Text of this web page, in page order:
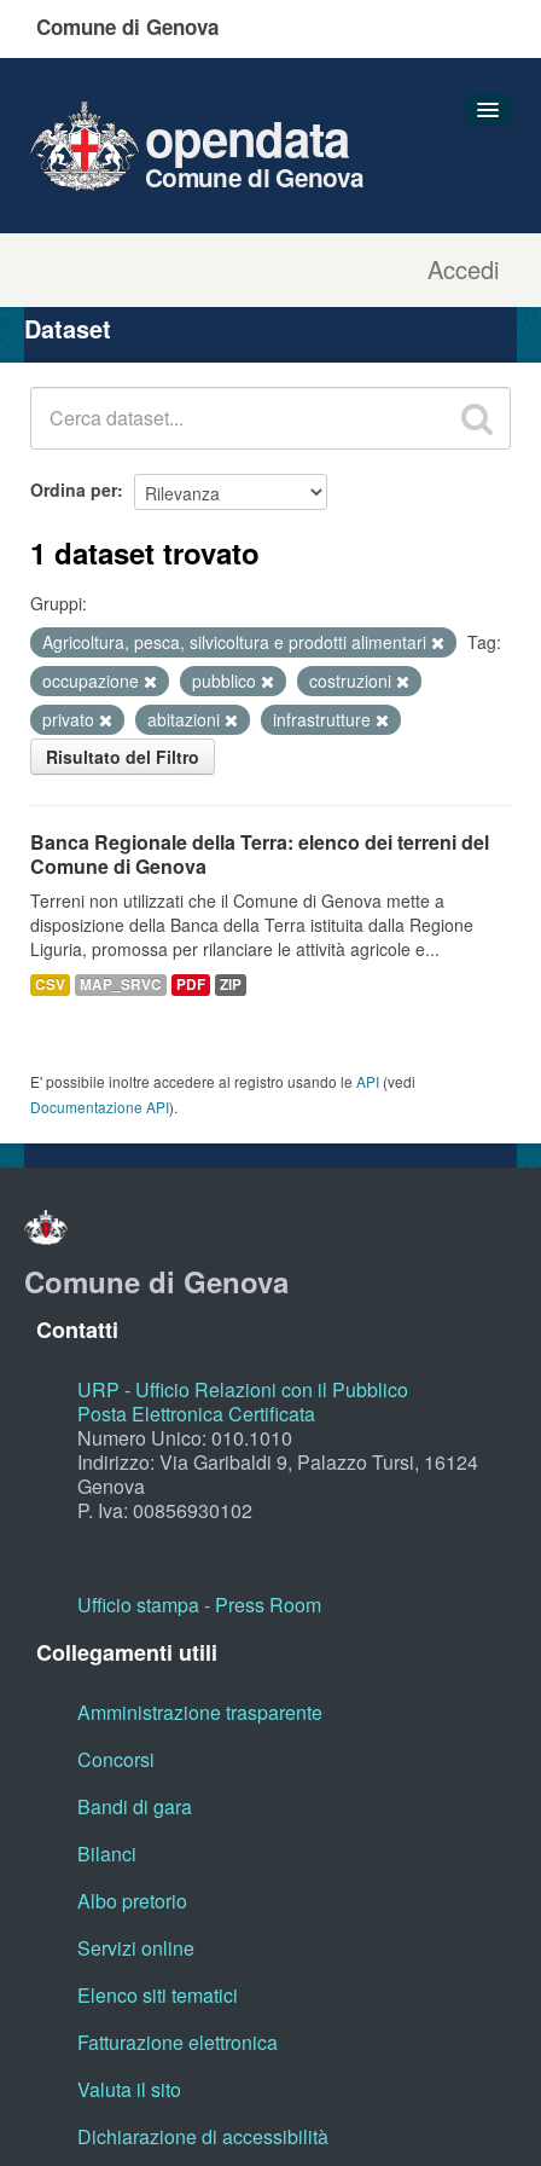
Comune di Genova
Accedi
opendata
Comune di Genova
Organizzazioni
Gruppi
Dataset
Ordina per
1 dataset trovato
Gruppi:
Agricoltura, pesca, silvicoltura e prodotti alimentari
Tag:
occupazione
pubblico
costruzioni
privato
abitazioni
infrastrutture
Risultato del Filtro
Banca Regionale della Terra: elenco dei terreni del
Comune di Genova
Terreni non utilizzati che il Comune di Genova mette a
disposizione della Banca della Terra istituita dalla Regione
Liguria, promossa per rilanciare le attività agricole e...
CSV MAP_SRVC PDF ZIP
E' possibile inoltre accedere al registro usando le API (vedi
Documentazione API).
Comune di Genova
Contatti
URP - Ufficio Relazioni con il Pubblico
Posta Elettronica Certificata
Numero Unico: 010.1010
Indirizzo: Via Garibaldi 9, Palazzo Tursi, 16124
Genova
P. Iva: 00856930102
Ufficio stampa - Press Room
Collegamenti utili
Amministrazione trasparente
Concorsi
Bandi di gara
Bilanci
Albo pretorio
Servizi online
Elenco siti tematici
Fatturazione elettronica
Valuta il sito
Dichiarazione di accessibilità